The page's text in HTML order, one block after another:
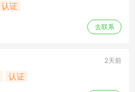
认证
去联系
2天前
认证